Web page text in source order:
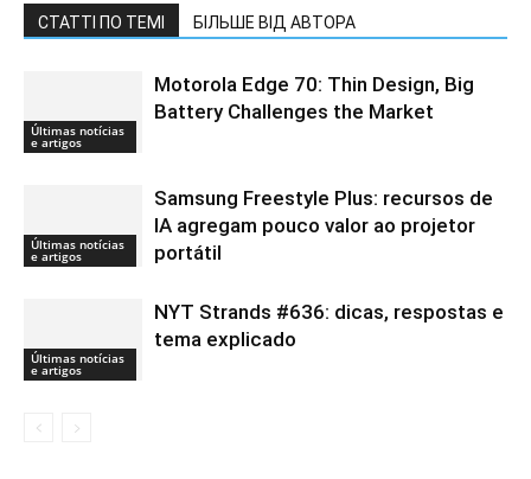
СТАТТІ ПО ТЕМІ БІЛЬШЕ ВІД АВТОРА
Últimas notícias
e artigos
Motorola Edge 70: Thin Design, Big
Battery Challenges the Market
Últimas notícias
e artigos
Samsung Freestyle Plus: recursos de
IA agregam pouco valor ao projetor
portátil
Últimas notícias
e artigos
NYT Strands #636: dicas, respostas e
tema explicado